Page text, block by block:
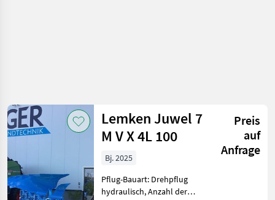
Lemken Juwel 7
M V X 4L 100
Preis
auf
Anfrage
Bj. 2025
Pflug-Bauart: Drehpflug
hydraulisch, Anzahl der